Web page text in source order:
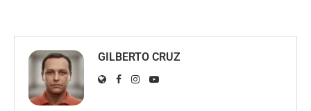
GILBERTO CRUZ